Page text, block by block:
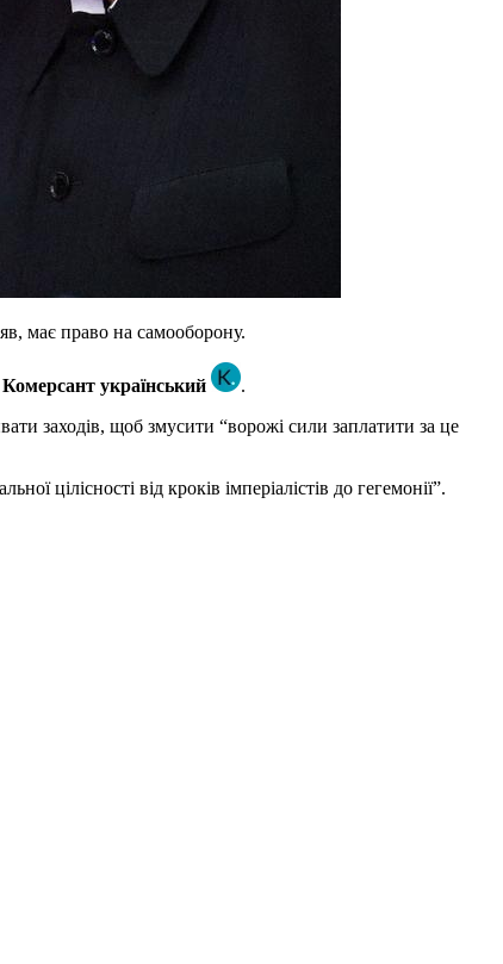
має право на самооборону.
Комерсант український
.
заходів, щоб змусити “ворожі сили заплатити за це
цілісності від кроків імперіалістів до гегемонії”.